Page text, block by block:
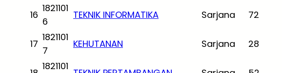
16
1821101
6
TEKNIK INFORMATIKA Sarjana 72
17
1821101
7
KEHUTANAN Sarjana 28
1821101